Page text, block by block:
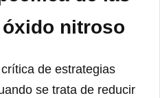
nitroso
de estrategias
se trata de reducir